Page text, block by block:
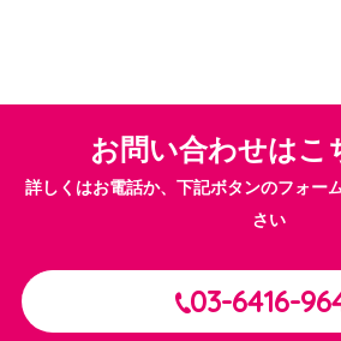
おさらい会＆ソリスタライヴ 2026/3/1
お問い合わせはこ
詳しくはお電話か、下記ボタンのフォー
さい
03-6416-